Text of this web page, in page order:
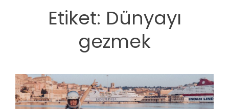
Etiket: Dünyayı
gezmek